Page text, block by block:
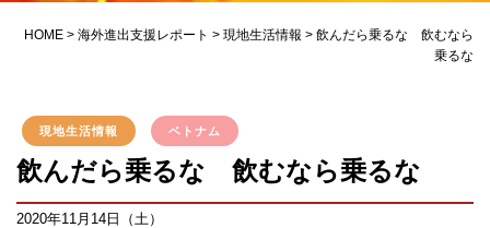
HOME > 海外進出支援レポート > 現地生活情報 > 飲んだら乗るな 飲むなら
乗るな
現地生活情報 ベトナム
飲んだら乗るな 飲むなら乗るな
2020年11月14日（土）